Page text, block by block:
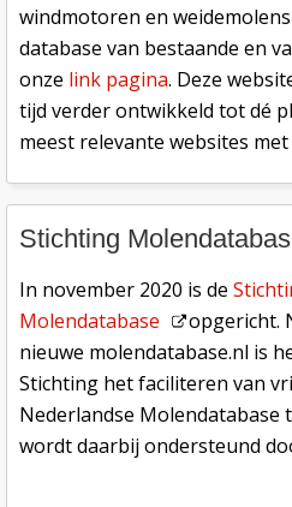
windmotoren en
database van bestaande en
onze link pagina. Deze
tijd verder ontwikkeld tot dé
meest relevante websites
Stichting
In november 2020 is de
Molendatabase
opgericht.
nieuwe molendatabase.nl is
Stichting het faciliteren van
Nederlandse Molendatabase
wordt daarbij ondersteund